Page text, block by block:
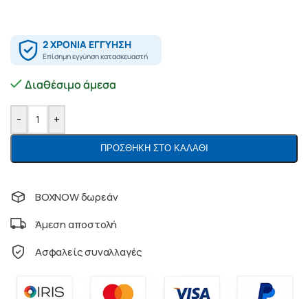
Διαθέσιμο άμεσα
- +
ΠΡΟΣΘΉΚΗ ΣΤΟ ΚΑΛΆΘΙ
BOXNOW δωρεάν
Άμεση αποστολή
Ασφαλείς συναλλαγές